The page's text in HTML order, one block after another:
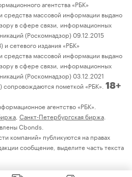
агентства «РБК»
средства массовой информации выдано
в сфере связи, информационных
(Роскомнадзор) 09.12.2015
сетевого издания «РБК»
средства массовой информации выдано
в сфере связи, информационных
(Роскомнадзор) 03.12.2021
пометкой «РБК». 18+
агентство «РБК».
Санкт-Петербургская биржа
Cbonds.
компаний» публикуются на правах
сообщение, выделите часть текста